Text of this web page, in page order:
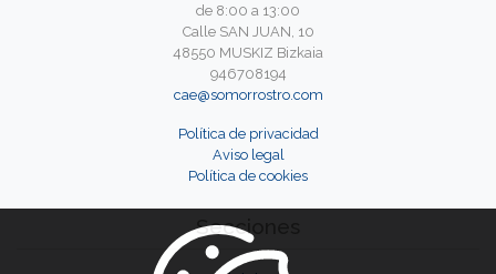
de 8:00 a 13:00
Calle SAN JUAN, 10
48550 MUSKIZ Bizkaia
946708194
cae@somorrostro.com
Política de privacidad
Aviso legal
Política de cookies
Secciones